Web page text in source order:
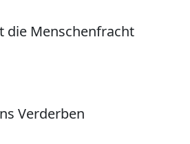
die Menschenfracht
Verderben